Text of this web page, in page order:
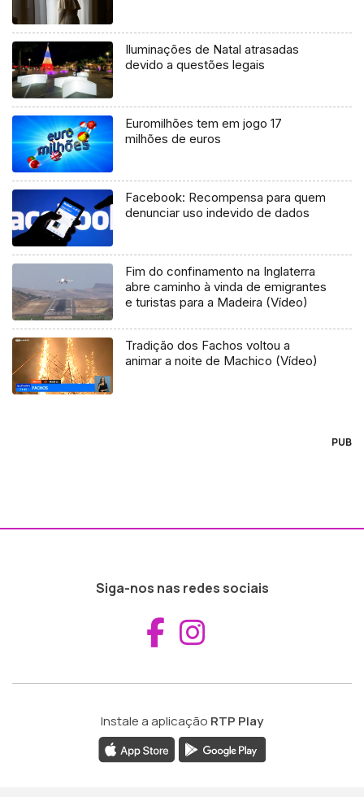
Iluminações de Natal atrasadas
devido a questões legais
Euromilhões tem em jogo 17
milhões de euros
Facebook: Recompensa para quem
denunciar uso indevido de dados
Fim do confinamento na Inglaterra
abre caminho à vinda de emigrantes
e turistas para a Madeira (Vídeo)
Tradição dos Fachos voltou a
animar a noite de Machico (Vídeo)
PUB
Siga-nos nas redes sociais
Aceder ao
Instale a aplicação RTP Play